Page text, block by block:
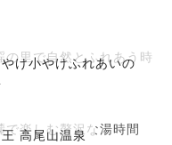
け小やけふれあいの
の里で自然とふれあう時
高尾山温泉
で楽しむ贅沢な湯時間